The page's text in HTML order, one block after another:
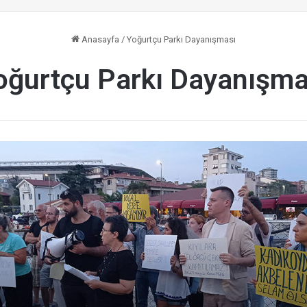
Anasayfa / Yoğurtçu Parkı Dayanışması
Parkı